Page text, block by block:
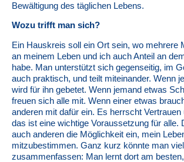
Bewältigung des täglichen Lebens.
Wozu trifft man sich?
Ein Hauskreis soll ein Ort sein, wo mehrere
an meinem Leben und ich auch Anteil an
habe. Man unterstützt sich gegenseitig, im
auch praktisch, und teilt miteinander. Wenn
wird für ihn gebetet. Wenn jemand etwas
freuen sich alle mit. Wenn einer etwas
anderen mit dafür ein. Es herrscht Vertrauen
das ist eine wichtige Voraussetzung für alle.
auch anderen die Möglichkeit ein, mein
mitzubestimmen. Ganz kurz könnte man
zusammenfassen: Man lernt dort am